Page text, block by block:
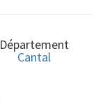
Département
Cantal